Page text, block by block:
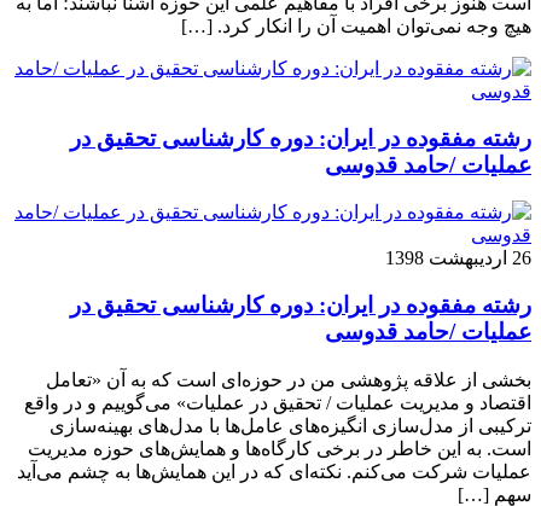
هیچ وجه نمی‌توان اهمیت آن را انکار کرد. […]
رشته مفقوده در ایران: دوره کارشناسی تحقیق در
عملیات /حامد قدوسی
26 اردیبهشت 1398
رشته مفقوده در ایران: دوره کارشناسی تحقیق در
عملیات /حامد قدوسی
بخشی از علاقه پژوهشی من در حوزه‌ای است که به آن «تعامل
اقتصاد و مدیریت عملیات / تحقیق در عملیات» می‌گوییم و در واقع
ترکیبی از مدل‌سازی انگیزه‌های عامل‌ها با مدل‌های بهینه‌سازی
است. به این خاطر در برخی کارگاه‌ها و همایش‌های حوزه مدیریت
عملیات شرکت می‌کنم. نکته‌ای که در این همایش‌ها به چشم می‌آید
سهم […]